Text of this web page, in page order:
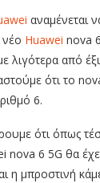
αναμένεται
Huawei nova
λιγότερα από
ότι το
6.
ότι όπως
nova 6 5G θα
η μπροστινή